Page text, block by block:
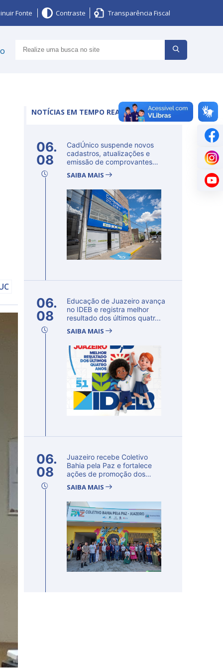
Fonte Contraste Transparência Fiscal
NOTÍCIAS EM TEMPO REAL
06.
08
CadÚnico suspende novos
cadastros, atualizações e
emissão de comprovantes
SAIBA MAIS
06.
08
Educação de Juazeiro avança
no IDEB e registra melhor
resultado dos últimos quatr...
SAIBA MAIS
06.
08
Juazeiro recebe Coletivo
Bahia pela Paz e fortalece
ações de promoção dos
SAIBA MAIS